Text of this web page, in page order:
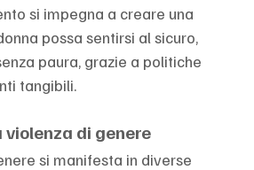
si impegna a creare una
possa sentirsi al sicuro,
paura, grazie a politiche
tangibili.
di genere
si manifesta in diverse